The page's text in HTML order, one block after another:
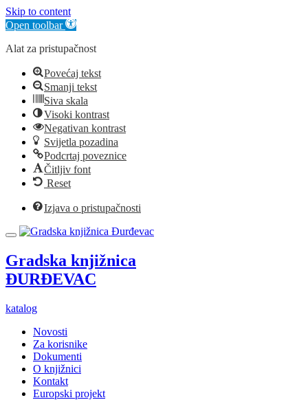
Skip to content
Open toolbar
Alat za pristupačnost
Povećaj tekst
Smanji tekst
Siva skala
Visoki kontrast
Negativan kontrast
Svijetla pozadina
Podcrtaj poveznice
Čitljiv font
Reset
Izjava o pristupačnosti
Gradska knjižnica
ĐURĐEVAC
katalog
Novosti
Za korisnike
Dokumenti
O knjižnici
Kontakt
Europski projekt